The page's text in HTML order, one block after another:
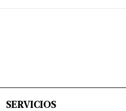
SERVICIOS